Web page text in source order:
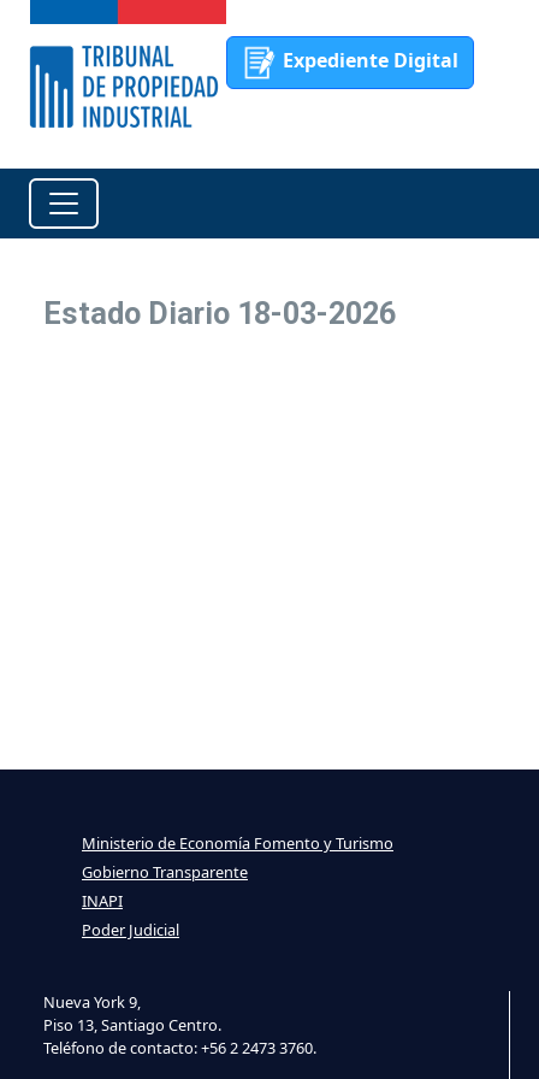
Expediente Digital
Estado Diario 18-03-2026
Nueva York 9,
Piso 13, Santiago Centro.
Teléfono de contacto: +56 2 2473 3760.
Ministerio de Economía Fomento y Turismo
Gobierno Transparente
INAPI
Poder Judicial